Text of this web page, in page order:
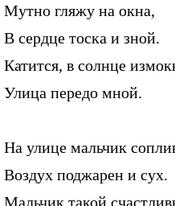
Мутно гляжу на окна,
В сердце тоска и зной.
Катится, в солнце
Улица передо мной.
На улице мальчик
Воздух поджарен и сух.
Мальчик такой